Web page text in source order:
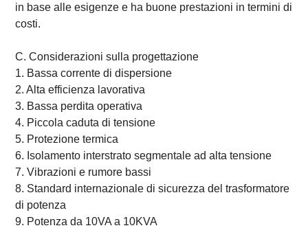
in base alle esigenze e ha buone prestazioni in termini di
costi.
C. Considerazioni sulla progettazione
1. Bassa corrente di dispersione
2. Alta efficienza lavorativa
3. Bassa perdita operativa
4. Piccola caduta di tensione
5. Protezione termica
6. Isolamento interstrato segmentale ad alta tensione
7. Vibrazioni e rumore bassi
8. Standard internazionale di sicurezza del trasformatore
di potenza
9. Potenza da 10VA a 10KVA